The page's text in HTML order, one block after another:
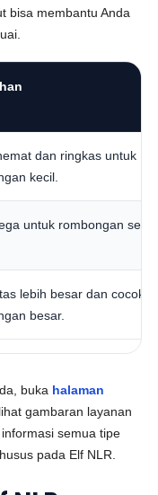
bisa membantu Anda
dan ringkas untuk
kecil.
untuk rombongan
lebih besar dan cocok
besar.
buka halaman
gambaran layanan
semua tipe
pada Elf NLR.